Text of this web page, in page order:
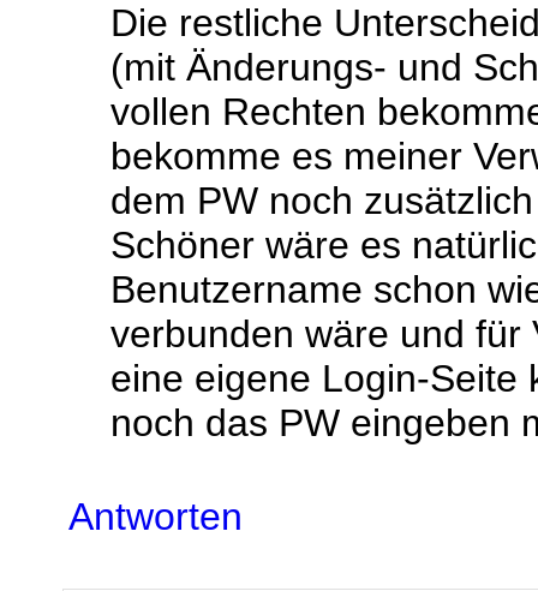
Die restliche
(mit Änderungs- und
vollen Rechten
bekomme es meiner
dem PW noch
Schöner wäre es
Benutzername schon
verbunden wäre und für
eine eigene Login-Seite
noch das PW eingeben
Antworten